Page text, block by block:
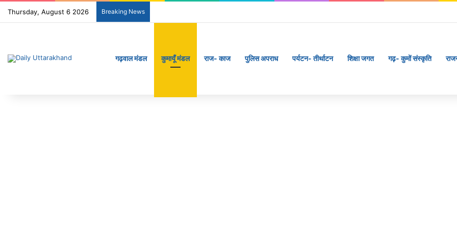
Thursday, August 6 2026 Breaking News
गढ़वाल मंडल कुमायूँ मंडल राज- काज पुलिस अपराध पर्यटन- तीर्थाटन शिक्षा जगत गढ़- कुमों संस्कृति